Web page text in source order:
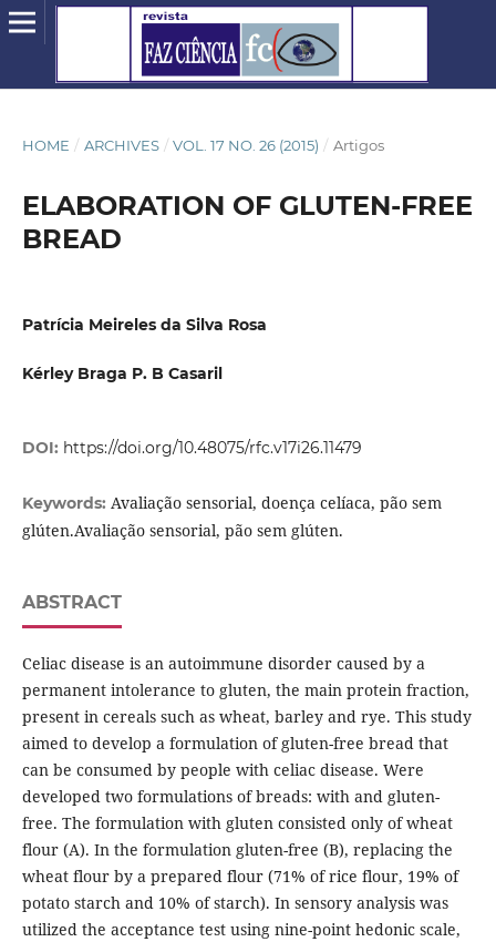
HOME / ARCHIVES / VOL. 17 NO. 26 (2015) / Artigos
ELABORATION OF GLUTEN-FREE
BREAD
Patrícia Meireles da Silva Rosa
Kérley Braga P. B Casaril
DOI: https://doi.org/10.48075/rfc.v17i26.11479
Keywords: Avaliação sensorial, doença celíaca, pão sem
glúten.Avaliação sensorial, pão sem glúten.
ABSTRACT
Celiac disease is an autoimmune disorder caused by a
permanent intolerance to gluten, the main protein fraction,
present in cereals such as wheat, barley and rye. This study
aimed to develop a formulation of gluten-free bread that
can be consumed by people with celiac disease. Were
developed two formulations of breads: with and gluten-
free. The formulation with gluten consisted only of wheat
flour (A). In the formulation gluten-free (B), replacing the
wheat flour by a prepared flour (71% of rice flour, 19% of
potato starch and 10% of starch). In sensory analysis was
utilized the acceptance test using nine-point hedonic scale,